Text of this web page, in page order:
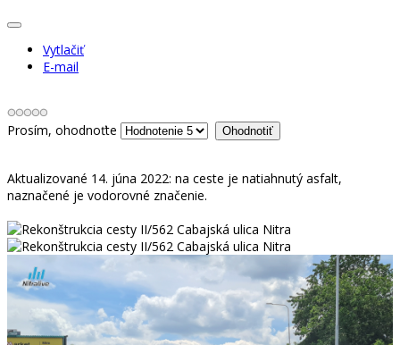
Vytlačiť
E-mail
Prosím, ohodnoťte
Aktualizované 14. júna 2022: na ceste je natiahnutý asfalt,
naznačené je vodorovné značenie.